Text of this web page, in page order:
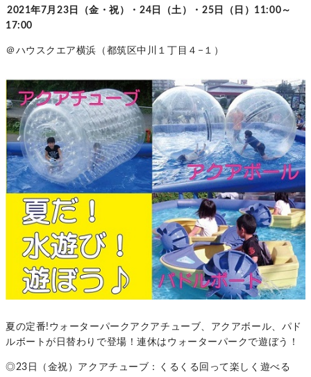
2021年7月23日（金・祝）・24日（土）・25日（日）11:00～
17:00
＠ハウスクエア横浜（都筑区中川１丁目４−１）
夏の定番!ウォーターパークアクアチューブ、アクアボール、パド
ルボートが日替わりで登場！連休はウォーターパークで遊ぼう！
◎23日（金祝）アクアチューブ：くるくる回って楽しく遊べる